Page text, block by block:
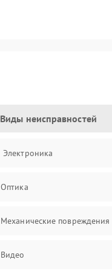
Виды неисправностей
Электроника
Оптика
Механические повреждения
Видео